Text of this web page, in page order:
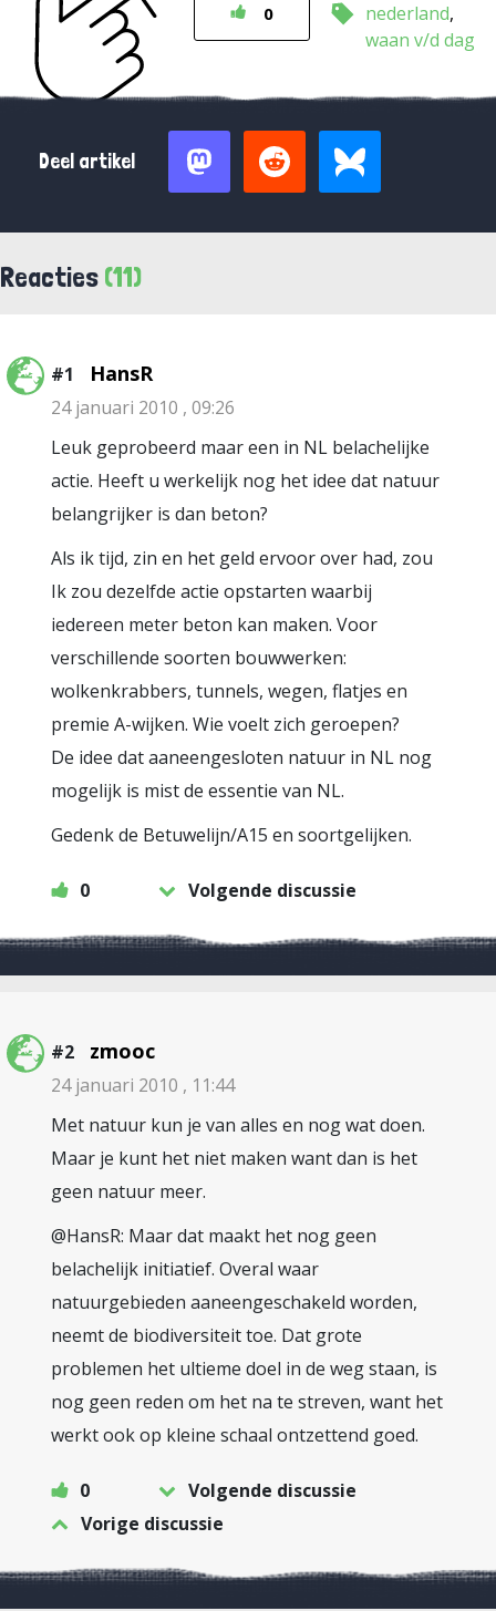
0
nederland
waan v/d dag
Deel artikel
Reacties (11)
#1 HansR
24 januari 2010 , 09:26
Leuk geprobeerd maar een in NL belachelijke
actie. Heeft u werkelijk nog het idee dat natuur
belangrijker is dan beton?
Als ik tijd, zin en het geld ervoor over had, zou
Ik zou dezelfde actie opstarten waarbij
iedereen meter beton kan maken. Voor
verschillende soorten bouwwerken:
wolkenkrabbers, tunnels, wegen, flatjes en
premie A-wijken. Wie voelt zich geroepen?
De idee dat aaneengesloten natuur in NL nog
mogelijk is mist de essentie van NL.
Gedenk de Betuwelijn/A15 en soortgelijken.
0 Volgende discussie
#2 zmooc
24 januari 2010 , 11:44
Met natuur kun je van alles en nog wat doen.
Maar je kunt het niet maken want dan is het
geen natuur meer.
@HansR: Maar dat maakt het nog geen
belachelijk initiatief. Overal waar
natuurgebieden aaneengeschakeld worden,
neemt de biodiversiteit toe. Dat grote
problemen het ultieme doel in de weg staan, is
nog geen reden om het na te streven, want het
werkt ook op kleine schaal ontzettend goed.
0
Volgende discussie
Vorige discussie